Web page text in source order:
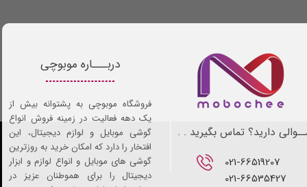
021-66519207​​​​​​​
021-66535427
دارید؟ تماس بگیرید . .
دربـــاره موبوچی
فروشگاه موبوچی به پشتوانه بیش از
یک دهه فعالیت در زمینه فروش انواع
گوشی موبایل و لوازم دیجیتال، این
افتخار را دارد که امکان خرید به روزترین
گوشی های موبایل و انواع لوازم و ابزار
دیجیتال را برای هموطنان عزیز در